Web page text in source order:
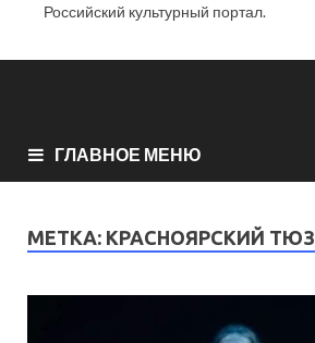
Российский культурный портал.
ГЛАВНОЕ МЕНЮ
МЕТКА: КРАСНОЯРСКИЙ ТЮЗ